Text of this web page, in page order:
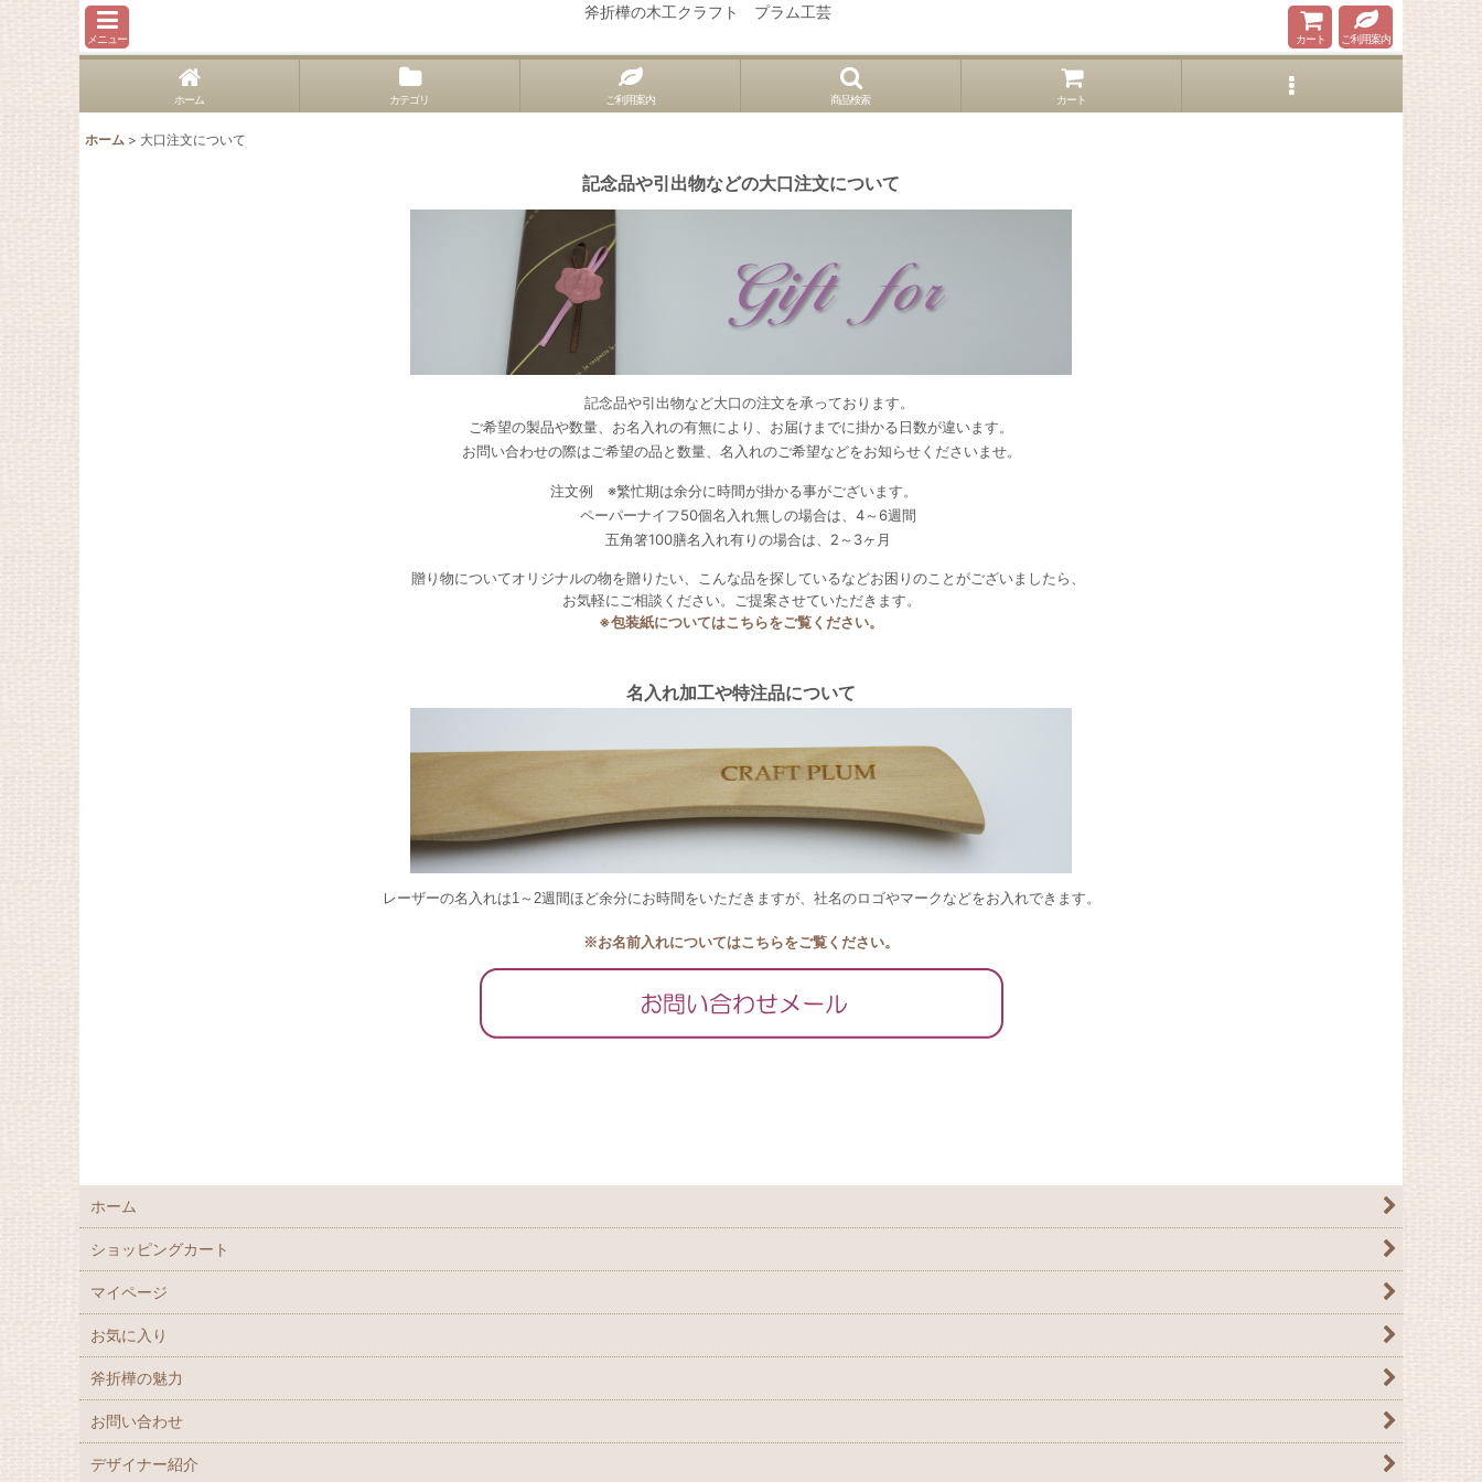
メニュー
斧折樺の木工クラフト プラム工芸
カート ご利用案内
ホーム カテゴリ ご利用案内 商品検索 カート
ホーム > 大口注文について
記念品や引出物などの大口注文について
記念品や引出物など大口の注文を承っております。
ご希望の製品や数量、お名入れの有無により、お届けまでに掛かる日数が違います。
お問い合わせの際はご希望の品と数量、名入れのご希望などをお知らせくださいませ。
注文例 ※繁忙期は余分に時間が掛かる事がございます。
ペーパーナイフ50個名入れ無しの場合は、4～6週間
五角箸100膳名入れ有りの場合は、2～3ヶ月
贈り物についてオリジナルの物を贈りたい、こんな品を探しているなどお困りのことがございましたら、
お気軽にご相談ください。ご提案させていただきます。
※包装紙についてはこちらをご覧ください。
名入れ加工や特注品について
レーザーの名入れは1～2週間ほど余分にお時間をいただきますが、社名のロゴやマークなどをお入れできます。
※お名前入れについてはこちらをご覧ください。
ホーム
ショッピングカート
マイページ
お気に入り
斧折樺の魅力
お問い合わせ
デザイナー紹介